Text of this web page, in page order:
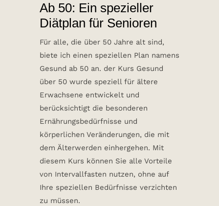
Ab 50: Ein spezieller
Diätplan für Senioren
Für alle, die über 50 Jahre alt sind,
biete ich einen speziellen Plan namens
Gesund ab 50 an. der Kurs Gesund
über 50 wurde speziell für ältere
Erwachsene entwickelt und
berücksichtigt die besonderen
Ernährungsbedürfnisse und
körperlichen Veränderungen, die mit
dem Älterwerden einhergehen. Mit
diesem Kurs können Sie alle Vorteile
von Intervallfasten nutzen, ohne auf
Ihre speziellen Bedürfnisse verzichten
zu müssen.